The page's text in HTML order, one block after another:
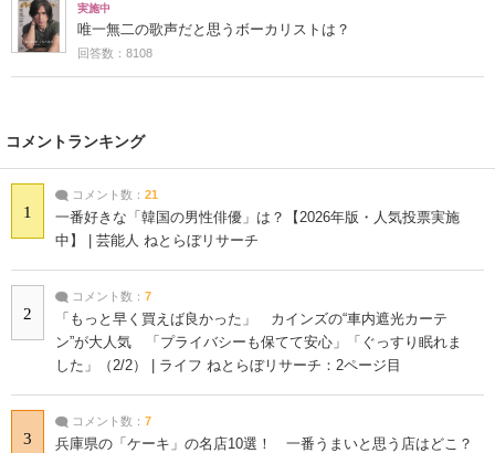
実施中
唯一無二の歌声だと思うボーカリストは？
回答数：8108
コメントランキング
1
コメント数： 21
一番好きな「韓国の男性俳優」は？【2026年版・人気投票実施
中】 | 芸能人 ねとらぼリサーチ
2
コメント数： 7
「もっと早く買えば良かった」 カインズの“車内遮光カーテ
ン”が大人気 「プライバシーも保てて安心」「ぐっすり眠れま
した」（2/2） | ライフ ねとらぼリサーチ：2ページ目
3
コメント数： 7
兵庫県の「ケーキ」の名店10選！ 一番うまいと思う店はどこ？